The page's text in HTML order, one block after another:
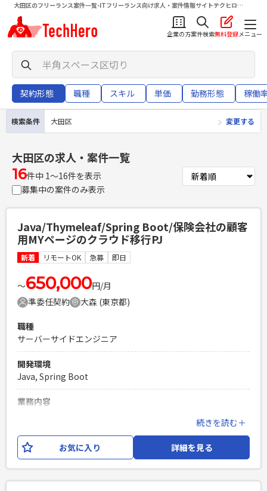
大田区のフリーランス案件一覧-ITフリーランス向け求人・案件情報サイトテクヒロ
（TechHero）
企業の方案件検索無料登録メニュー
契約形態 職種 スキル 単価 勤務形態 稼働
検索条件 大田区 変更する
大田区の求人・案件一覧
16件中 1〜16件を表示
募集中の案件のみ表示
Java/Thymeleaf/Spring Boot/保険会社の顧客
用MYページのクラウド移行PJ
新着 リモートOK 急募 即日
〜650,000円/月
準委任契約
大森 (東京都)
職種
サーバーサイドエンジニア
開発環境
Java, Spring Boot
業務内容
工程で、障害分析改修を担当いただきたい。 【業務内容】 障
害リカバリ対応（原因調査～解決案提案～修正まで）
続きを読む＋
お気に入り 詳細を見る